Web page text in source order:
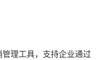
理工具，支持企业通过